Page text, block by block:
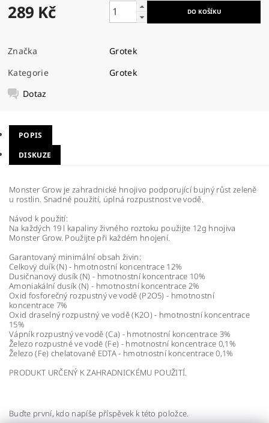
289 Kč
Značka
Grotek
Kategorie
Grotek
Dotaz
POPIS
DISKUZE
Monster Grow je zahradnické hnojivo podporující bujný růst zeleně
u rostlin. Snadné použití, úplná rozpustnost ve vodě.
Návod k použití:
Na každých 19 l kapaliny živného roztoku použijte 12g hnojiva
Monster Grow. Použijte při každém hnojení.
Garantovaný minimální obsah živin:
Celkovÿ duík (N) - hmotnostní koncentrace 12%
Dusičnanovÿ dusík (N) - hmotnostní koncentrace 10%
Amoniakální dusík (N) - hmotnostní koncentrace 2%
Oxid fosforečný rozpustný ve vodě (P2O5) - hmotnostní
koncentrace 7%
Oxid draselný rozpustný ve vodě (K2O) - hmotnostní koncentrace
15%
Vápník rozpustný ve vodě (Ca) - hmotnostní koncentrace 3%
Železo rozpustné ve vodē (Fe) - hmotnostní koncentrace 0,1%
Železo (Fe) chelatované EDTA - hmotnostní koncentrace 0,1%
PRODUKT URČENÝ K ZAHRADNICKÉMU POUŽITÍ.
Buďte první, kdo napíše příspěvek k této položce.